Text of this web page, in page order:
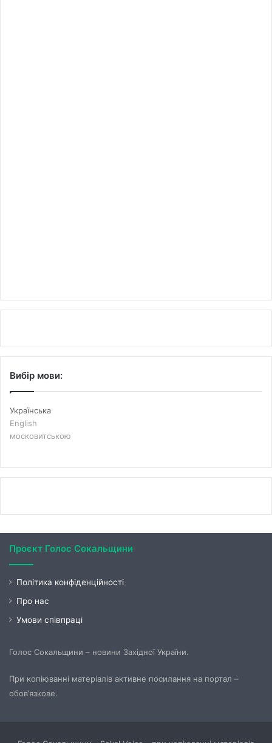
Вибір мови:
Українська
English
московитською
Проєкт Голос Сокальщини
Політика конфіденційності
Про нас
Умови співпраці
Голос Сокальщини – новини Західної України.
При копіюванні матеріалів активне посилання на портал –
обов’язкове.